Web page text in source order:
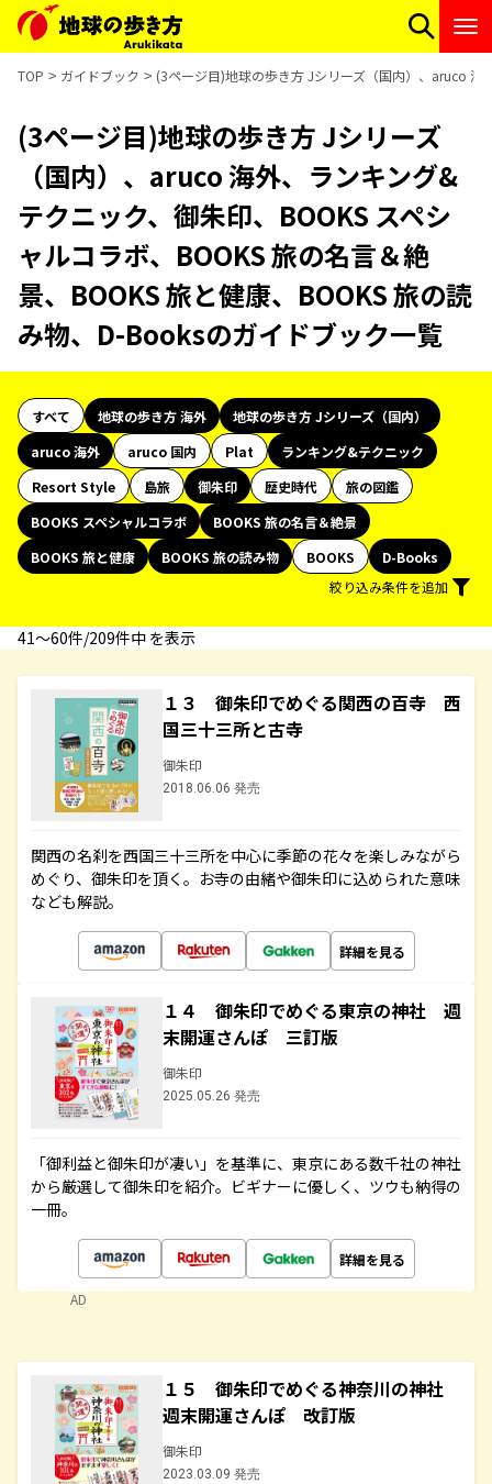
TOP ガイドブック (3ページ目)地球の歩き方 Jシリーズ（国内）、aruco 海
(3ページ目)地球の歩き方 Jシリーズ
（国内）、aruco 海外、ランキング&
テクニック、御朱印、BOOKS スペシ
ャルコラボ、BOOKS 旅の名言＆絶
景、BOOKS 旅と健康、BOOKS 旅の読
み物、D-Booksのガイドブック一覧
すべて 地球の歩き方 海外
地球の歩き方 Jシリーズ（国内）
aruco 海外
aruco 国内 Plat
ランキング&テクニック
Resort Style
島旅 御朱印 歴史時代
旅の図鑑
BOOKS スペシャルコラボ
BOOKS 旅の名言＆絶景
BOOKS 旅と健康
BOOKS 旅の読み物 BOOKS
D-Books
絞り込み条件を追加
41〜60件/209件中 を表示
１３ 御朱印でめぐる関西の百寺 西
国三十三所と古寺
御朱印
2018.06.06 発売
関西の名刹を西国三十三所を中心に季節の花々を楽しみながら
めぐり、御朱印を頂く。お寺の由緒や御朱印に込められた意味
なども解説。
詳細を見る
１４ 御朱印でめぐる東京の神社 週
末開運さんぽ 三訂版
御朱印
2025.05.26 発売
「御利益と御朱印が凄い」を基準に、東京にある数千社の神社
から厳選して御朱印を紹介。ビギナーに優しく、ツウも納得の
一冊。
詳細を見る
AD
１５ 御朱印でめぐる神奈川の神社
週末開運さんぽ 改訂版
御朱印
2023.03.09 発売